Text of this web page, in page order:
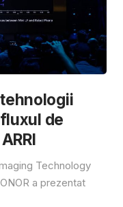
tehnologii
de
Technology
a prezentat